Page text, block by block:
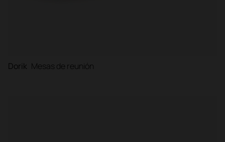
Dorik Mesas de reunión